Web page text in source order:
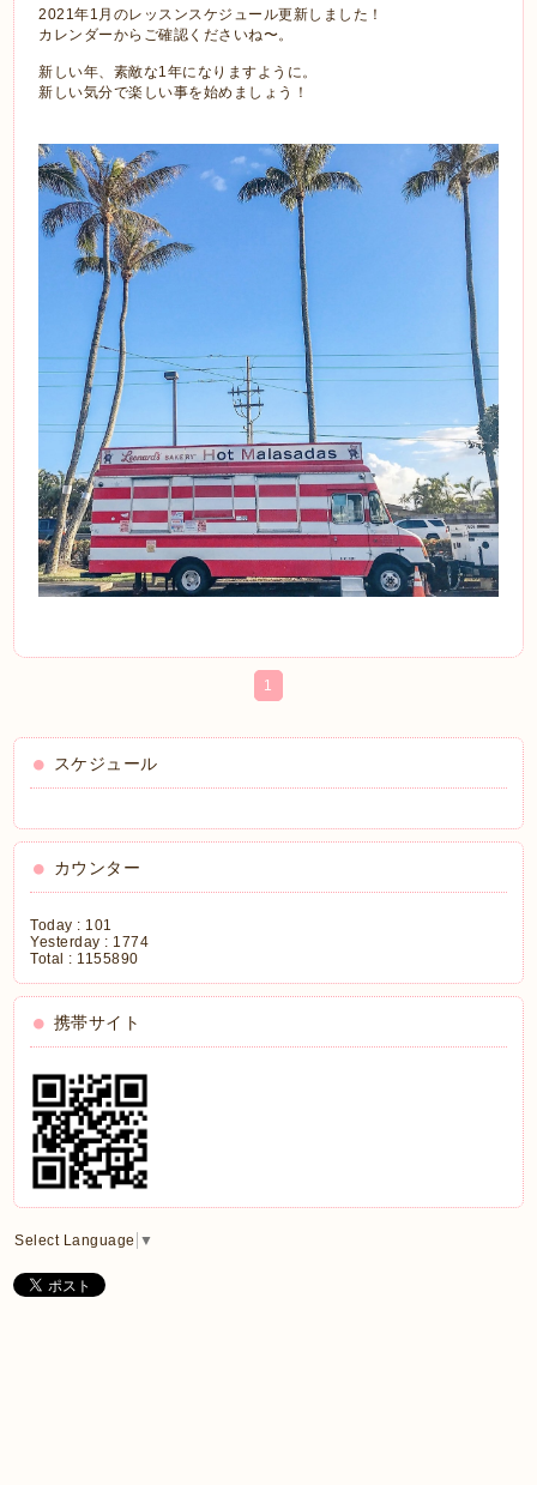
2021年1月のレッスンスケジュール更新しました！
カレンダーからご確認くださいね〜。
新しい年、素敵な1年になりますように。
新しい気分で楽しい事を始めましょう！
1
スケジュール
カウンター
Today : 101
Yesterday : 1774
Total : 1155890
携帯サイト
Select Language ▼